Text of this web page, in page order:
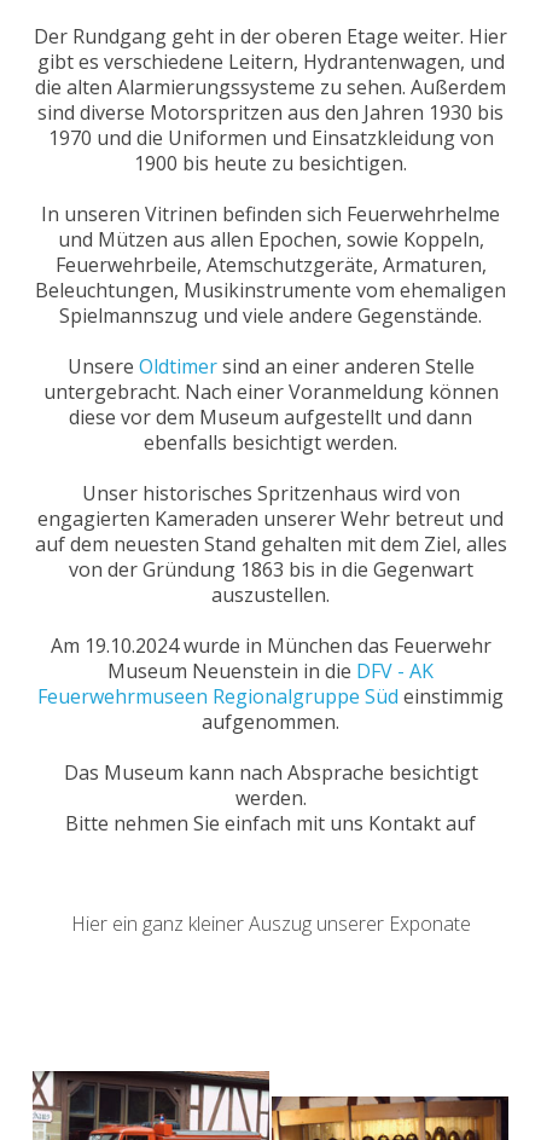
Der Rundgang geht in der oberen Etage weiter. Hier
gibt es verschiedene Leitern, Hydrantenwagen, und
die alten Alarmierungssysteme zu sehen. Außerdem
sind diverse Motorspritzen aus den Jahren 1930 bis
1970 und die Uniformen und Einsatzkleidung von
1900 bis heute zu besichtigen.
In unseren Vitrinen befinden sich Feuerwehrhelme
und Mützen aus allen Epochen, sowie Koppeln,
Feuerwehrbeile, Atemschutzgeräte, Armaturen,
Beleuchtungen, Musikinstrumente vom ehemaligen
Spielmannszug und viele andere Gegenstände.
Unsere Oldtimersind an einer anderen Stelle
untergebracht. Nach einer Voranmeldung können
diese vor dem Museum aufgestellt und dann
ebenfalls besichtigt werden.
Unser historisches Spritzenhaus wird von
engagierten Kameraden unserer Wehr betreut und
auf dem neuesten Stand gehalten mit dem Ziel, alles
von der Gründung 1863 bis in die Gegenwart
auszustellen.
Am 19.10.2024 wurde in München das Feuerwehr
Museum Neuenstein in die DFV - AK
Feuerwehrmuseen Regionalgruppe Süd einstimmig
aufgenommen.
Das Museum kann nach Absprache besichtigt
werden.
Bitte nehmen Sie einfach mit uns Kontakt auf
Hier ein ganz kleiner Auszug unserer Exponate